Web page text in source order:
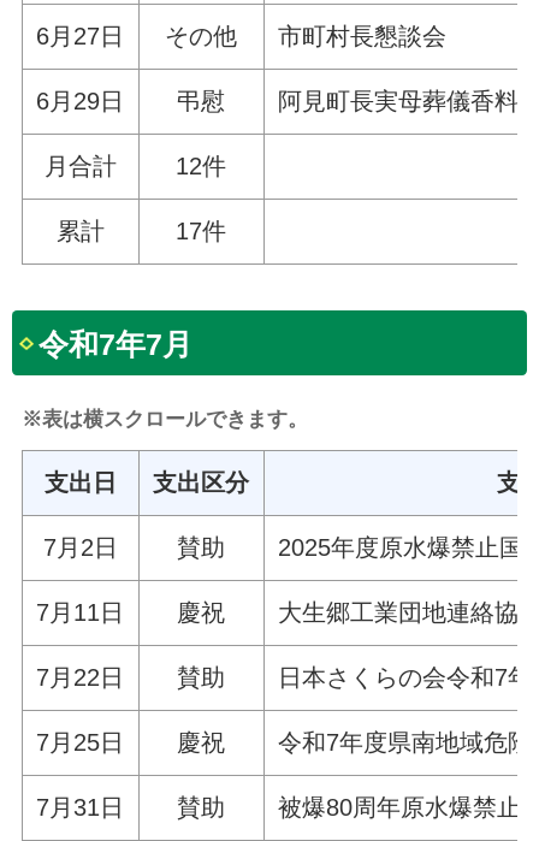
6月27日 その他 市町村長懇談会
6月29日 弔慰 阿見町長実母葬儀香料
月合計 12件
累計 17件
令和7年7月
※表は横スクロールできます。
支出日 支出区分 支
7月2日 賛助 2025年度原水爆禁止国
7月11日 慶祝 大生郷工業団地連絡協
7月22日 賛助 日本さくらの会令和7
7月25日 慶祝 令和7年度県南地域危
7月31日 賛助 被爆80周年原水爆禁止